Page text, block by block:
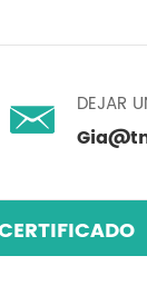
DEJAR